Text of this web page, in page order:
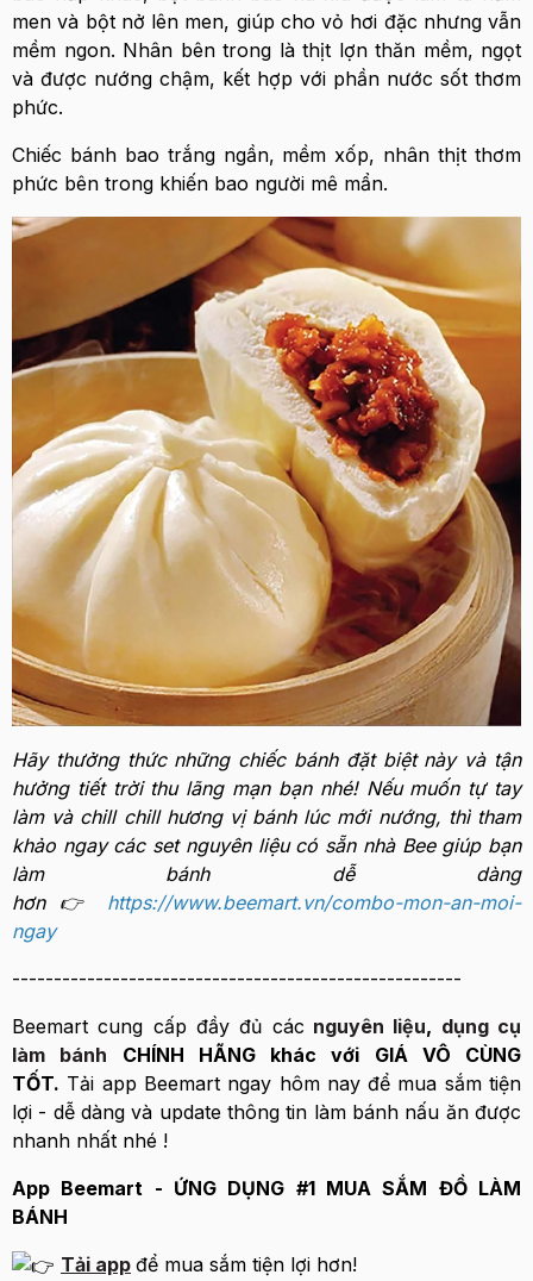
men và bột nở lên men, giúp cho vỏ hơi đặc nhưng vẫn
mềm ngon. Nhân bên trong là thịt lợn thăn mềm, ngọt
và được nướng chậm, kết hợp với phần nước sốt thơm
phức.
Chiếc bánh bao trắng ngần, mềm xốp, nhân thịt thơm
phức bên trong khiến bao người mê mẩn.
Hãy thưởng thức những chiếc bánh đặt biệt này và tận
hưởng tiết trời thu lãng mạn bạn nhé! Nếu muốn tự tay
làm và chill chill hương vị bánh lúc mới nướng, thì tham
khảo ngay các set nguyên liệu có sẵn nhà Bee giúp bạn
làm bánh dễ dàng
hơn 👉
https://www.beemart.vn/combo-mon-an-moi-
ngay
------------------------------------------------------
Beemart cung cấp đầy đủ các nguyên liệu, dụng cụ
làm bánh CHÍNH HÃNG khác với GIÁ VÔ CÙNG
TỐT. Tải app Beemart ngay hôm nay để mua sắm tiện
lợi - dễ dàng và update thông tin làm bánh nấu ăn được
nhanh nhất nhé !
App Beemart - ỨNG DỤNG #1 MUA SẮM ĐỒ LÀM
BÁNH
Tải app để mua sắm tiện lợi hơn!